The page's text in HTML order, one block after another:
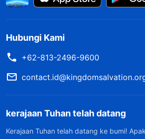
Hubungi Kami
+62-813-2496-9600
kerajaan Tuhan telah datang
Kerajaan Tuhan telah datang ke bumi!